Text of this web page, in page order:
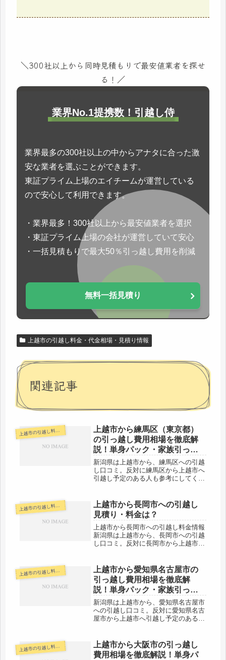
＼300社以上から同時見積もりで最安値業者を探せ
る！／
業界No.1提携数！引越し侍
業界最多の300社以上の中からアナタに合った激
安な業者を選ぶことができます。
東証プライム上場のエイチームが運営している
ので安心して利用できます。
・業界最多！300社以上から最安値業者を選択
・東証プライム上場の会社が運営していて安心
・一括見積もりで最大50％引っ越し費用を削減
無料一括見積り
上越市の引越し料金・代金相場・見積り情報
関連記事
上越市の引越し料金・代金相場・見積り情報
上越市から練馬区（東京都）
の引っ越し費用相場を徹底解
説！単身パック・家族引っ越
し料金を節約する裏技
新潟県は上越市から、練馬区への引越
し口コミ。反対に練馬区から上越市へ
引越し予定のある人も参考にしてくだ
間はかかるので、その日のうちの引越
しは厳しい範囲です。引越し代金も...
上越市の引越し料金・代金相場・見積り情報
上越市から長岡市への引越し
見積り・料金は？
上越市から長岡市への引越し料金情報
新潟県は上越市から、長岡市への引越
し口コミ。反対に長岡市から上越市へ
80kmとやや距離があります。片道で
約１時間前後なのでその日のうちに引
越し...
上越市の引越し料金・代金相場・見積り情報
上越市から愛知県名古屋市の
引っ越し費用相場を徹底解
説！単身パック・家族引っ越
し料金を節約する裏技
新潟県は上越市から、愛知県名古屋市
への引越し口コミ。反対に愛知県名古
屋市から上越市へ引越し予定のある人
離があります。片道で4時間はかかる
範囲ですので、その日のうちの引越...
上越市の引越し料金・代金相場・見積り情報
上越市から大阪市の引っ越し
費用相場を徹底解説！単身パ